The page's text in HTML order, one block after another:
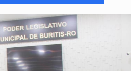
é preso com revólveres e